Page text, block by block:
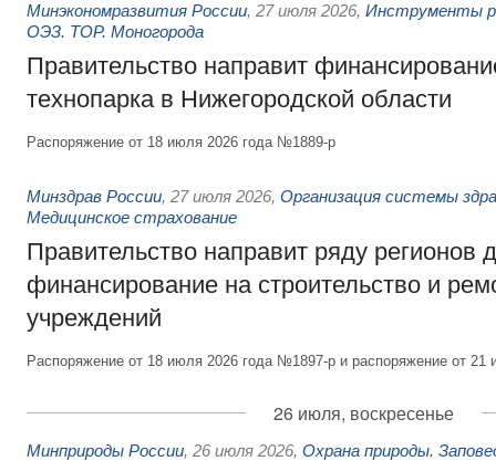
Минэкономразвития России, 27 июля 2026, Инструменты
ОЭЗ. ТОР. Моногорода
Правительство направит
технопарка в Нижегородской области
Распоряжение от 18 июля 2026 года №1889-р
Минздрав России, 27 июля 2026, Организация системы
Медицинское страхование
Правительство направит ряду регионов
финансирование на строительство и
учреждений
Распоряжение от 18 июля 2026 года №1897-р и распоряжение от
26 июля, воскресенье
Минприроды России, 26 июля 2026, Охрана природы.